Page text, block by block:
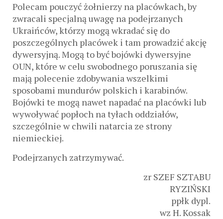
Polecam pouczyć żołnierzy na placówkach, by
zwracali specjalną uwagę na podejrzanych
Ukraińców, którzy mogą wkradać się do
poszczególnych placówek i tam prowadzić akcję
dywersyjną. Mogą to być bojówki dywersyjne
OUN, które w celu swobodnego poruszania się
mają polecenie zdobywania wszelkimi
sposobami mundurów polskich i karabinów.
Bojówki te mogą nawet napadać na placówki lub
wywoływać popłoch na tyłach oddziałów,
szczególnie w chwili natarcia ze strony
niemieckiej.
Podejrzanych zatrzymywać.
zr SZEF SZTABU
RYZIŃSKI
ppłk dypl.
wz H. Kossak